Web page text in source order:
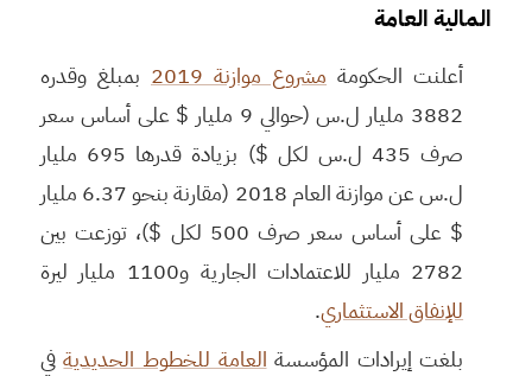
المالية العامة
أعلنت الحكومة مشروع موازنة 2019
بمبلغ وقدره
3882 مليار ل.س (حوالي 9 مليار $ على أساس سعر
صرف 435 ل.س لكل $) بزيادة قدرها 695 مليار
ل.س عن موازنة العام 2018 (مقارنة بنحو 6.37 مليار
$ على أساس سعر صرف 500 لكل $)، توزعت بين
2782 مليار للاعتمادات الجارية و1100 مليار ليرة
للإنفاق الاستثماري.
بلغت إيرادات المؤسسة العامة للخطوط الحديديةفي